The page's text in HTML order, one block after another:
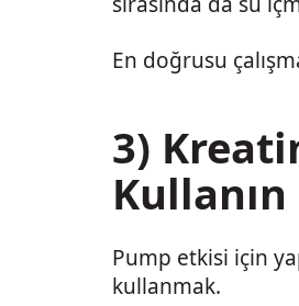
En doğrusu
3)
Kullanın
Pump etkisi için
kullanmak.